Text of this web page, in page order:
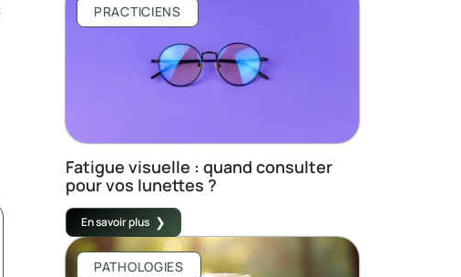
PRACTICIENS
Fatigue visuelle : quand consulter
pour vos lunettes ?
En savoir plus
PATHOLOGIES